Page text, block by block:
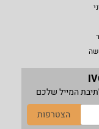
המייל שלכם
הצטרפות